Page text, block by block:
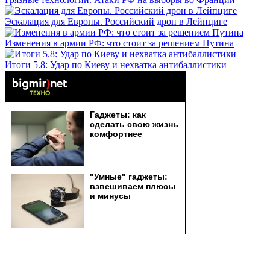
Эскалация для Европы. Российский дрон в Лейпциге
Изменения в армии РФ: что стоит за решением Путина
Итоги 5.8: Удар по Киеву и нехватка антибаллистики